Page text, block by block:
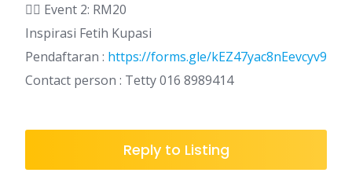
👉🏼 Event 2: RM20
Inspirasi Fetih Kupasi
Pendaftaran : https://forms.gle/kEZ47yac8nEevcyv9
Contact person : Tetty 016 8989414
Reply to Listing